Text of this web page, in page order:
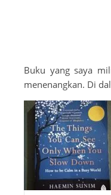
Buku yang saya
menenangkan. Di